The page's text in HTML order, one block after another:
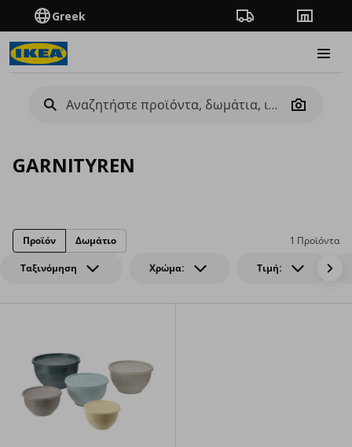
Greek Πορεία παραγγελίας
Camera
GARNITYREN
Ταξινόμηση Χρώμα: Τιμή:
1 Προϊόντα
Προϊόν Δωμάτιο